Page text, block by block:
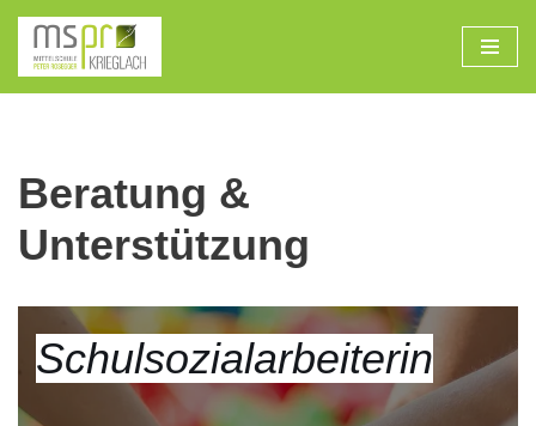
Zum
Inhalt
Beratung &
Unterstützung
Schulsozialarbeiterin